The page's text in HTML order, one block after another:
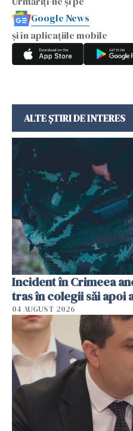
Google News
și în aplicațiile mobile
ALTE ȘTIRI DE INTERES
Incident în Crimeea
tras în colegii săi apoi
04 AUGUST 2026